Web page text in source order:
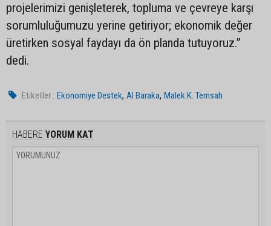
projelerimizi genişleterek, topluma ve çevreye karşı
sorumluluğumuzu yerine getiriyor; ekonomik değer
üretirken sosyal faydayı da ön planda tutuyoruz.”
dedi.
Etiketler : Ekonomiye Destek,Al Baraka,Malek K. Temsah
HABERE YORUM KAT